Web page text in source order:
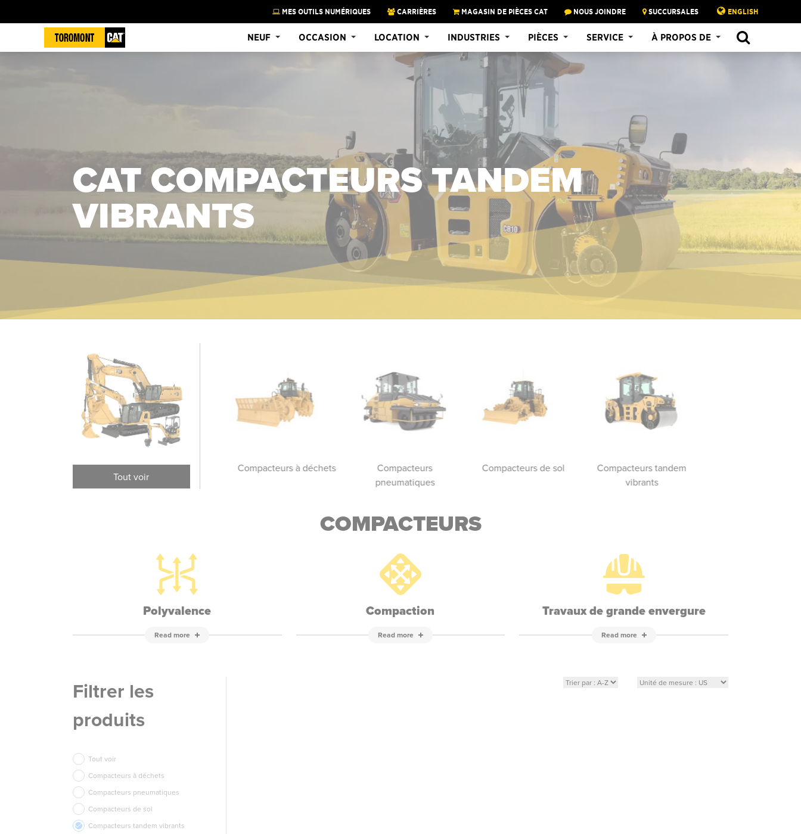
MES OUTILS NUMÉRIQUES CARRIÈRES MAGASIN DE PIÈCES CAT NOUS JOINDRE SUCCURSALES ENGLISH
NEUF OCCASION LOCATION INDUSTRIES PIÈCES SERVICE À PROPOS DE
CAT COMPACTEURS TANDEM
VIBRANTS
Tout voir
Compacteurs tandem
Compacteurs de sol
Compacteurs à déchets
Compacteurs
pneumatiques
Compacteurs de sol
Compacteurs tandem
vibrants
COMPACTEURS
Polyvalence
Read more
Compaction
Read more
Travaux de grande envergure
Read more
Filtrer les
produits
Tout voir
Compacteurs à déchets
Compacteurs pneumatiques
Compacteurs de sol
Compacteurs tandem vibrants